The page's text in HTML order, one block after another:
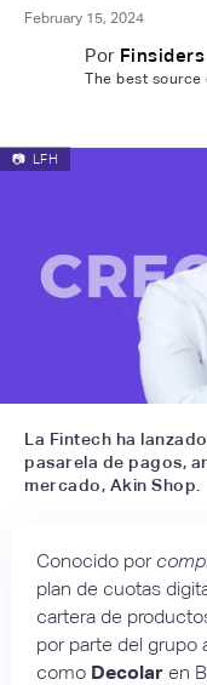
February 15, 2024
Por Finsiders
The best source
📷 LFH
La Fintech ha
pasarela de pagos,
mercado, Akin Shop.
Conocido por
plan de cuotas
cartera de
por parte del grupo
como Decolar en